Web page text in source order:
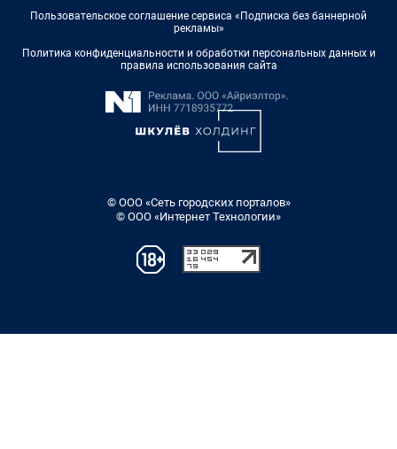
Пользовательское соглашение сервиса «Подписка без баннерной
рекламы»
Политика конфиденциальности и обработки персональных данных и
правила использования сайта
© ООО «Сеть городских порталов»
© ООО «Интернет Технологии»